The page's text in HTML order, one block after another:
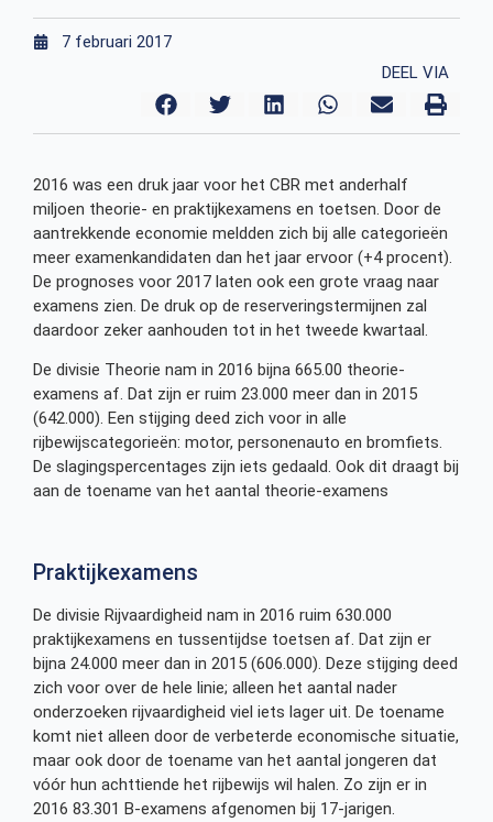
7 februari 2017
DEEL VIA
2016 was een druk jaar voor het CBR met anderhalf
miljoen theorie- en praktijkexamens en toetsen. Door de
aantrekkende economie meldden zich bij alle categorieën
meer examenkandidaten dan het jaar ervoor (+4 procent).
De prognoses voor 2017 laten ook een grote vraag naar
examens zien. De druk op de reserveringstermijnen zal
daardoor zeker aanhouden tot in het tweede kwartaal.
De divisie Theorie nam in 2016 bijna 665.00 theorie-
examens af. Dat zijn er ruim 23.000 meer dan in 2015
(642.000). Een stijging deed zich voor in alle
rijbewijscategorieën: motor, personenauto en bromfiets.
De slagingspercentages zijn iets gedaald. Ook dit draagt bij
aan de toename van het aantal theorie-examens
Praktijkexamens
De divisie Rijvaardigheid nam in 2016 ruim 630.000
praktijkexamens en tussentijdse toetsen af. Dat zijn er
bijna 24.000 meer dan in 2015 (606.000). Deze stijging deed
zich voor over de hele linie; alleen het aantal nader
onderzoeken rijvaardigheid viel iets lager uit. De toename
komt niet alleen door de verbeterde economische situatie,
maar ook door de toename van het aantal jongeren dat
vóór hun achttiende het rijbewijs wil halen. Zo zijn er in
2016 83.301 B-examens afgenomen bij 17-jarigen.